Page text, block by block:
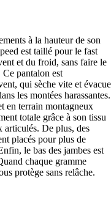
à la hauteur de son
est taillé pour le fast
et du froid, sans faire le
pantalon est
qui sèche vite et évacue
les montées harassantes.
en terrain montagneux
totale grâce à son tissu
articulés. De plus, des
placés pour plus de
le bas des jambes est
chaque gramme
protège sans relâche.